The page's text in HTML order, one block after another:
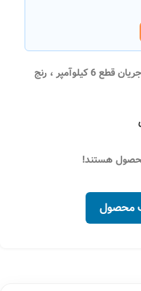
کلید مینیاتوری2 پل با جریان10آمپر و جریان قطع 6 کیلوآمپر ، رنج
هستند!
محصول